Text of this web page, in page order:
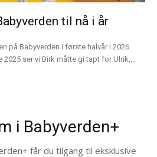
til nå i år
på Babyverden i første halvår i 2026
ser vi Birk måtte gi tapt for Ulrik,...
i Babyverden+
får du tilgang til eksklusive